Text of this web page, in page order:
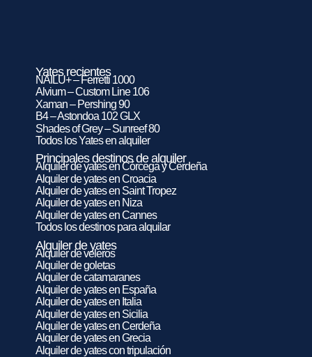
Yates recientes
NAILU+ – Ferretti 1000
Alvium – Custom Line 106
Xaman – Pershing 90
B4 – Astondoa 102 GLX
Shades of Grey – Sunreef 80
Todos los Yates en alquiler
Principales destinos de alquiler
Alquiler de yates en Córcega y Cerdeña
Alquiler de yates en Croacia
Alquiler de yates en Saint Tropez
Alquiler de yates en Niza
Alquiler de yates en Cannes
Todos los destinos para alquilar
Alquiler de yates
Alquiler de veleros
Alquiler de goletas
Alquiler de catamaranes
Alquiler de yates en España
Alquiler de yates en Italia
Alquiler de yates en Sicilia
Alquiler de yates en Cerdeña
Alquiler de yates en Grecia
Alquiler de yates con tripulación